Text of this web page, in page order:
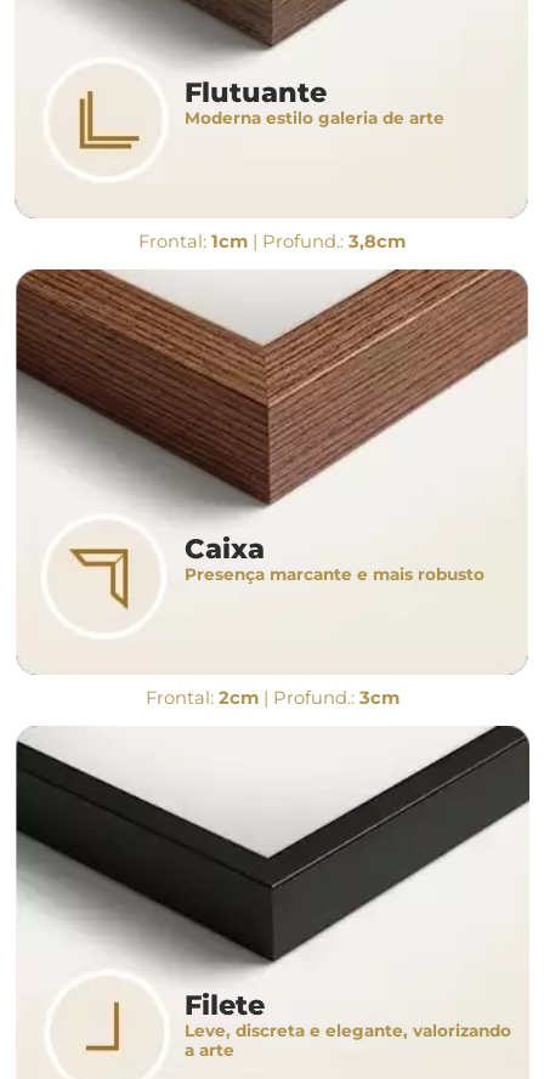
Flutuante
Moderna estilo galeria de arte
Frontal: 1cm | Profund.: 3,8cm
Caixa
Presença marcante e mais robusto
Frontal: 2cm| Profund.: 3cm
Filete
Leve, discreta e elegante, valorizando
a arte